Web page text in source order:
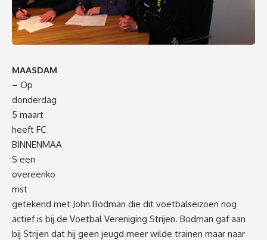
MAASDAM
– Op
donderdag
5 maart
heeft FC
BINNENMAA
S een
overeenko
mst
getekend met John Bodman die dit voetbalseizoen nog
actief is bij de Voetbal Vereniging Strijen. Bodman gaf aan
bij Strijen dat hij geen jeugd meer wilde trainen maar naar